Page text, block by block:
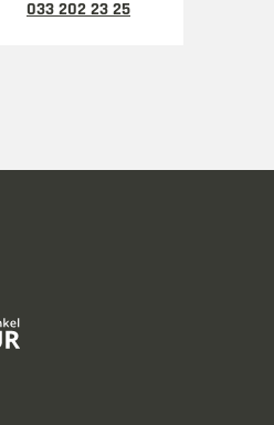
033 202 23 25